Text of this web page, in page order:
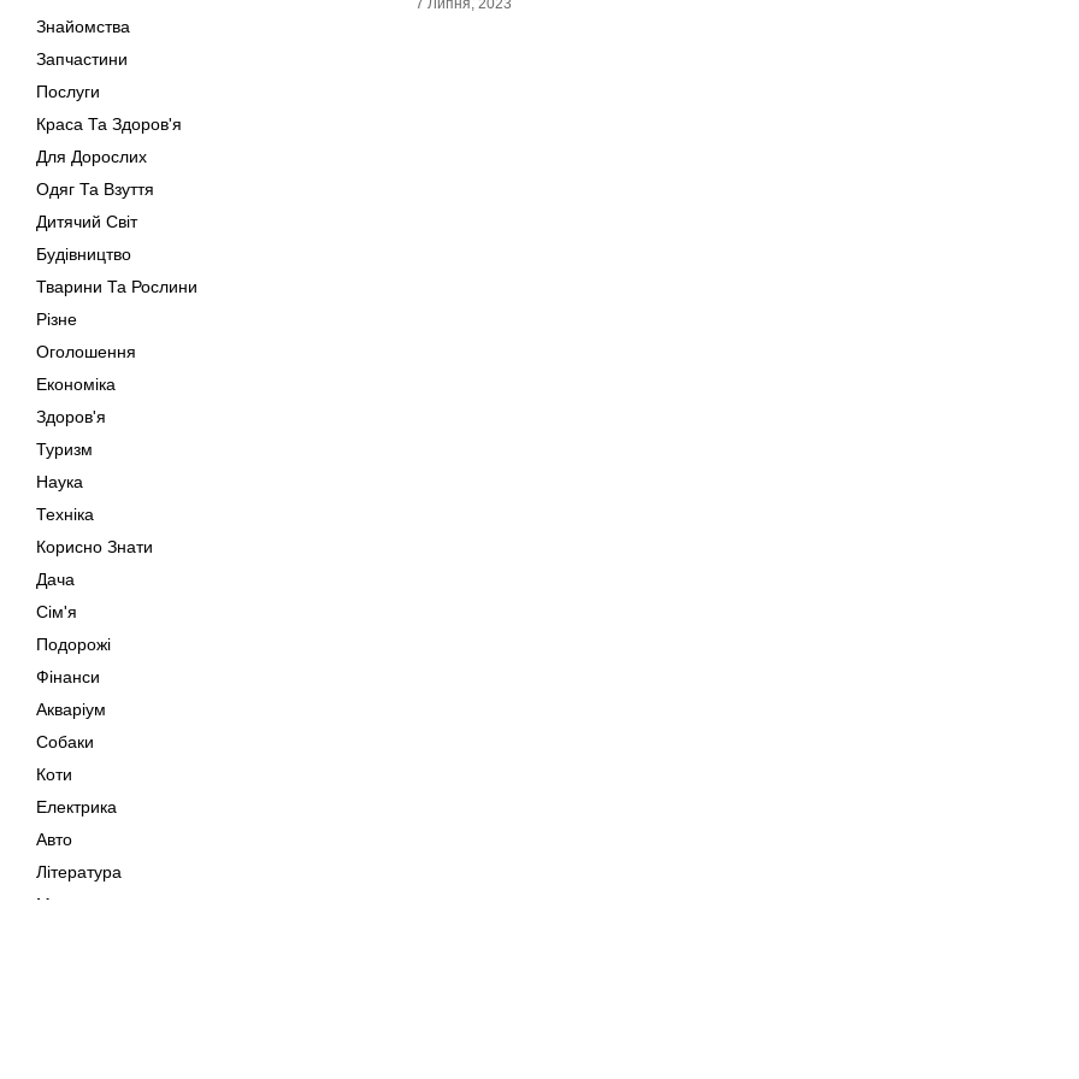
Знайомства
Запчастини
Послуги
Краса Та Здоров'я
Для Дорослих
Одяг Та Взуття
Дитячий Світ
Будівництво
Тварини Та Рослини
Різне
Оголошення
Економіка
Здоров'я
Туризм
Наука
Техніка
Корисно Знати
Дача
Сім'я
Подорожі
Фінанси
Акваріум
Собаки
Коти
Електрика
Авто
Література
Музика
7 Липня, 2023